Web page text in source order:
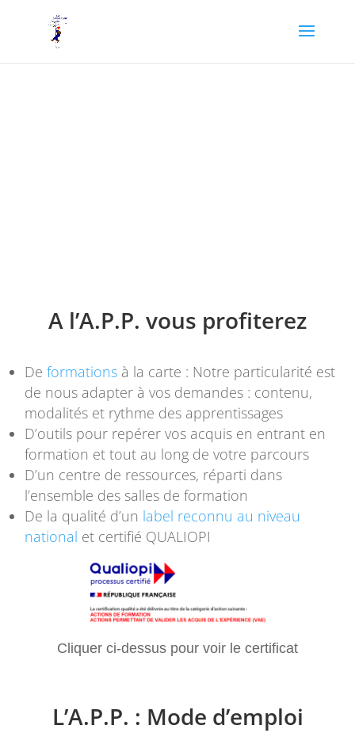
A l’A.P.P. vous profiterez
Deformations à la carte : Notre particularité est
de nous adapter à vos demandes : contenu,
modalités et rythme des apprentissages
D’outils pour repérer vos acquis en entrant en
formation et tout au long de votre parcours
D’un centre de ressources, réparti dans
l’ensemble des salles de formation
De la qualité d’un label reconnu au niveau
national et certifié QUALIOPI
Cliquer ci-dessus pour voir le certificat
L’A.P.P. : Mode d’emploi